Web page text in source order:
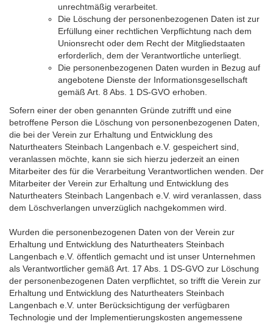
unrechtmäßig verarbeitet.
Die Löschung der personenbezogenen Daten ist zur
Erfüllung einer rechtlichen Verpflichtung nach dem
Unionsrecht oder dem Recht der Mitgliedstaaten
erforderlich, dem der Verantwortliche unterliegt.
Die personenbezogenen Daten wurden in Bezug auf
angebotene Dienste der Informationsgesellschaft
gemäß Art. 8 Abs. 1 DS-GVO erhoben.
Sofern einer der oben genannten Gründe zutrifft und eine
betroffene Person die Löschung von personenbezogenen Daten,
die bei der Verein zur Erhaltung und Entwicklung des
Naturtheaters Steinbach Langenbach e.V. gespeichert sind,
veranlassen möchte, kann sie sich hierzu jederzeit an einen
Mitarbeiter des für die Verarbeitung Verantwortlichen wenden. Der
Mitarbeiter der Verein zur Erhaltung und Entwicklung des
Naturtheaters Steinbach Langenbach e.V. wird veranlassen, dass
dem Löschverlangen unverzüglich nachgekommen wird.
Wurden die personenbezogenen Daten von der Verein zur
Erhaltung und Entwicklung des Naturtheaters Steinbach
Langenbach e.V. öffentlich gemacht und ist unser Unternehmen
als Verantwortlicher gemäß Art. 17 Abs. 1 DS-GVO zur Löschung
der personenbezogenen Daten verpflichtet, so trifft die Verein zur
Erhaltung und Entwicklung des Naturtheaters Steinbach
Langenbach e.V. unter Berücksichtigung der verfügbaren
Technologie und der Implementierungskosten angemessene